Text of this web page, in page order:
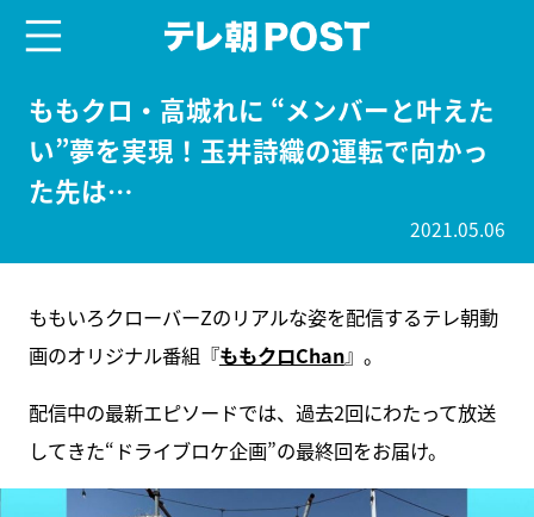
ももクロ・高城れに “メンバーと叶えた
い”夢を実現！玉井詩織の運転で向かっ
た先は…
2021.05.06
ももいろクローバーZのリアルな姿を配信するテレ朝動
画のオリジナル番組『ももクロChan』。
配信中の最新エピソードでは、過去2回にわたって放送
してきた“ドライブロケ企画”の最終回をお届け。